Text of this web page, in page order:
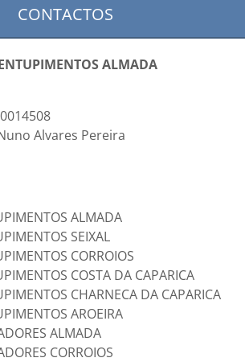
CONTACTOS
ALMADA
Alvares Pereira
ALMADA
SEIXAL
CORROIOS
COSTA DA CAPARICA
CHARNECA DA CAPARICA
AROEIRA
ALMADA
CORROIOS